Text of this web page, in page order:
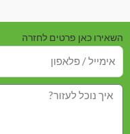
השאירו כאן פרטים לחזרה